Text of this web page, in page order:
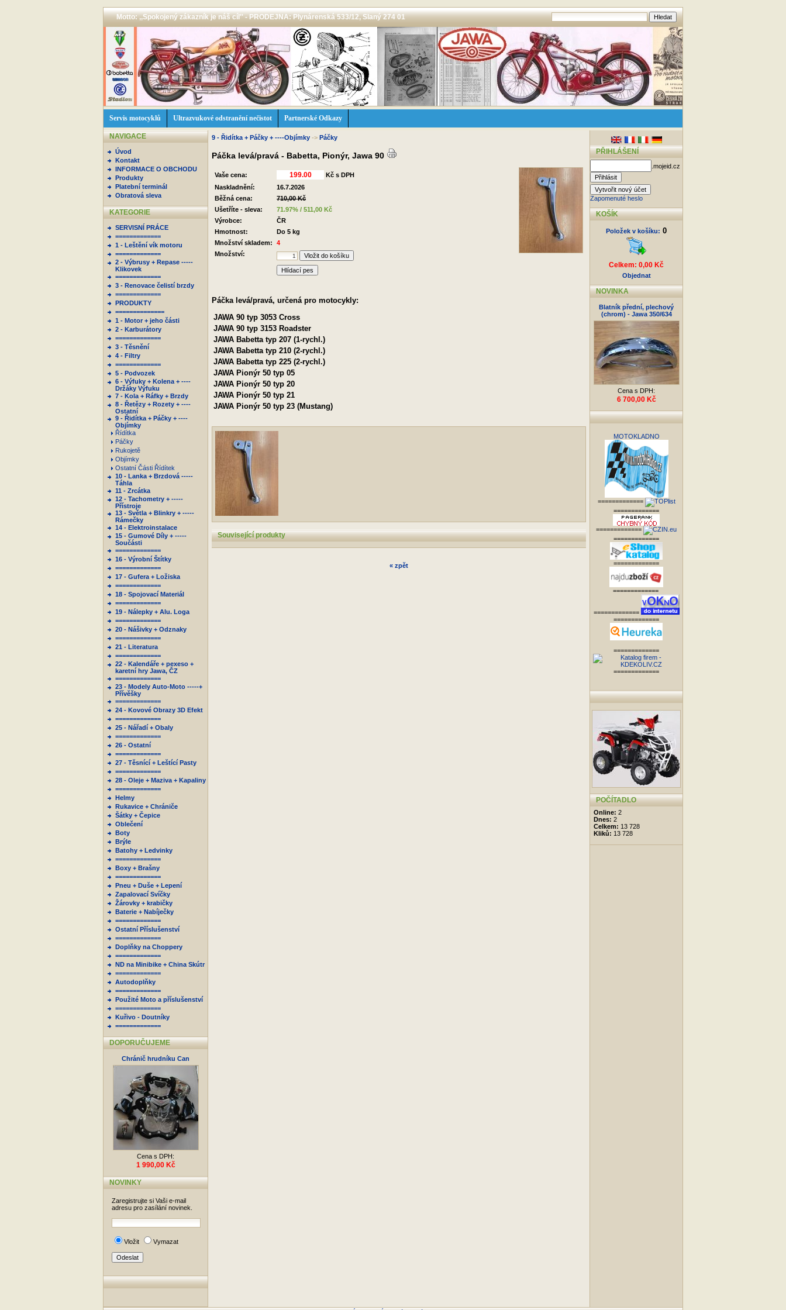
Motto: ,,Spokojený zákazník je náš cíl'' - PRODEJNA: Plynárenská 533/12, Slaný 274 01
Servis motocyklů Ultrazvukové odstranění nečistot Partnerské Odkazy
NAVIGACE
Úvod
Kontakt
INFORMACE O OBCHODU
Produkty
Platební terminál
Obratová sleva
KATEGORIE
SERVISNÍ PRÁCE
=============
1 - Leštění vík motoru
=============
2 - Výbrusy + Repase -----
Klikovek
=============
3 - Renovace čelistí brzdy
=============
PRODUKTY
==============
1 - Motor + jeho části
2 - Karburátory
=============
3 - Těsnění
4 - Filtry
=============
5 - Podvozek
6 - Výfuky + Kolena + ----
Držáky Výfuku
7 - Kola + Ráfky + Brzdy
8 - Řetězy + Rozety + ----
Ostatní
9 - Řidítka + Páčky + ----
Objímky
Řídítka
Páčky
Rukojetě
Objímky
Ostatní Části Řídítek
10 - Lanka + Brzdová -----
Táhla
11 - Zrcátka
12 - Tachometry + -----
Přístroje
13 - Světla + Blinkry + -----
Rámečky
14 - Elektroinstalace
15 - Gumové Díly + -----
Součásti
=============
16 - Výrobní Štítky
=============
17 - Gufera + Ložiska
=============
18 - Spojovací Materiál
=============
19 - Nálepky + Alu. Loga
=============
20 - Nášivky + Odznaky
=============
21 - Literatura
=============
22 - Kalendáře + pexeso +
karetní hry Jawa, ČZ
=============
23 - Modely Auto-Moto -----+
Přívěšky
=============
24 - Kovové Obrazy 3D Efekt
=============
25 - Nářadí + Obaly
=============
26 - Ostatní
=============
27 - Těsnící + Leštící Pasty
=============
28 - Oleje + Maziva + Kapaliny
=============
Helmy
Rukavice + Chrániče
Šátky + Čepice
Oblečení
Boty
Brýle
Batohy + Ledvinky
=============
Boxy + Brašny
=============
Pneu + Duše + Lepení
Zapalovací Svíčky
Žárovky + krabičky
Baterie + Nabíječky
=============
Ostatní Příslušenství
=============
Doplňky na Choppery
=============
ND na Minibike + China Skútr
=============
Autodoplňky
=============
Použité Moto a příslušenství
=============
Kuřivo - Doutníky
=============
DOPORUČUJEME
Chránič hrudníku Can
Cena s DPH:
1 990,00 Kč
NOVINKY
Zaregistrujte si Vaši e-mail
adresu pro zasílání novinek.
Vložit Vymazat
9 - Řidítka + Páčky + ----Objímky -> Páčky
Páčka levá/pravá - Babetta, Pionýr, Jawa 90
Vaše cena:
Kč s DPH
Naskladnění:
16.7.2026
Běžná cena:
710,00 Kč
Ušetříte - sleva:
71.97% / 511,00 Kč
Výrobce:
ČR
Hmotnost:
Do 5 kg
Množství skladem:
4
Množství:
Hlídací pes
Páčka levá/pravá, určená pro motocykly:
JAWA 90 typ 3053 Cross
JAWA 90 typ 3153 Roadster
JAWA Babetta typ 207 (1-rychl.)
JAWA Babetta typ 210 (2-rychl.)
JAWA Babetta typ 225 (2-rychl.)
JAWA Pionýr 50 typ 05
JAWA Pionýr 50 typ 20
JAWA Pionýr 50 typ 21
JAWA Pionýr 50 typ 23 (Mustang)
Související produkty
« zpět
PŘIHLÁŠENÍ
.mojeid.cz
Zapomenuté heslo
KOŠÍK
Položek v košíku: 0
Celkem: 0,00 Kč
Objednat
NOVINKA
Blatník přední, plechový
(chrom) - Jawa 350/634
Cena s DPH:
6 700,00 Kč
MOTOKLADNO
=============
=============
=============
=============
=============
=============
=============
=============
=============
=============
POČÍTADLO
Online: 2
Dnes: 2
Celkem: 13 728
Kliků: 13 728